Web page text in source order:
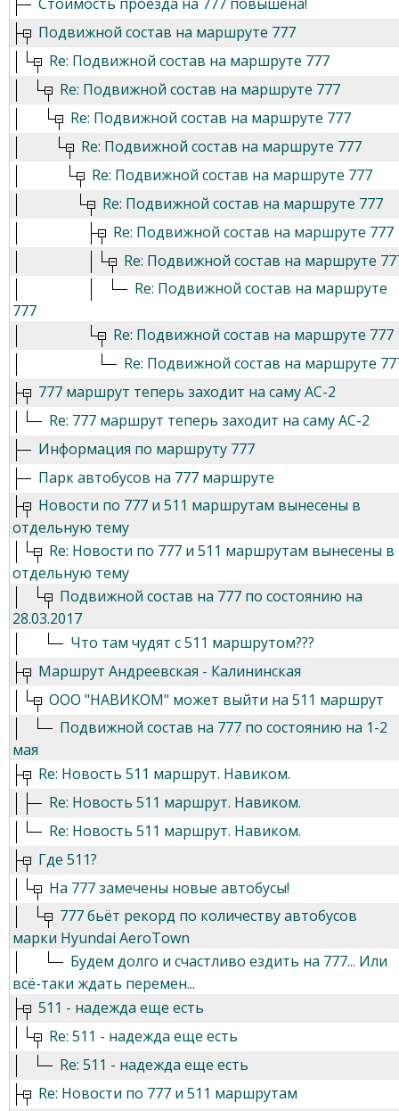
Подвижной состав на маршруте 777
Re: Подвижной состав на маршруте 777
Re: Подвижной состав на маршруте 777
Re: Подвижной состав на маршруте 777
Re: Подвижной состав на маршруте 777
Re: Подвижной состав на маршруте 777
Re: Подвижной состав на маршруте 777
Re: Подвижной состав на маршруте 777
Re: Подвижной состав на маршруте
Re: Подвижной состав на маршруте
777
Re: Подвижной состав на маршруте 777
Re: Подвижной состав на маршруте
777 маршрут теперь заходит на саму АС-2
Re: 777 маршрут теперь заходит на саму АС-2
Информация по маршруту 777
Парк автобусов на 777 маршруте
Новости по 777 и 511 маршрутам вынесены в
отдельную тему
Re: Новости по 777 и 511 маршрутам вынесены в
отдельную тему
Подвижной состав на 777 по состоянию на
28.03.2017
Что там чудят с 511 маршрутом???
Маршрут Андреевская - Калининская
ООО "НАВИКОМ" может выйти на 511 маршрут
Подвижной состав на 777 по состоянию на 1-2
мая
Re: Новость 511 маршрут. Навиком.
Re: Новость 511 маршрут. Навиком.
Re: Новость 511 маршрут. Навиком.
Где 511?
На 777 замечены новые автобусы!
777 бьёт рекорд по количеству автобусов
марки Hyundai AeroTown
Будем долго и счастливо ездить на 777... Или
всё-таки ждать перемен...
511 - надежда еще есть
Re: 511 - надежда еще есть
Re: 511 - надежда еще есть
Re: Новости по 777 и 511 маршрутам